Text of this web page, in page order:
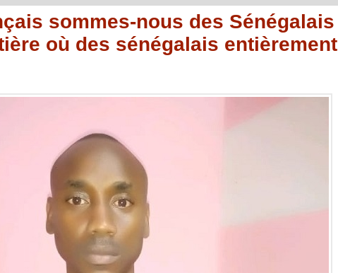
sommes-nous des Sénégalais
où des sénégalais entièrement